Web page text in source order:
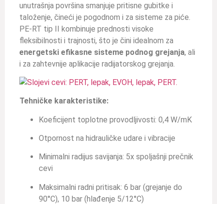
unutrašnja površina smanjuje pritisne gubitke i
taloženje, čineći je pogodnom i za sisteme za piće.
PE-RT tip II kombinuje prednosti visoke
fleksibilnosti i trajnosti, što je čini idealnom za
energetski efikasne sisteme podnog grejanja, ali
i za zahtevnije aplikacije radijatorskog grejanja.
Tehničke karakteristike:
Koeficijent toplotne provodljivosti: 0,4 W/mK
Otpornost na hidrauličke udare i vibracije
Minimalni radijus savijanja: 5x spoljašnji prečnik
cevi
Maksimalni radni pritisak: 6 bar (grejanje do
90°C), 10 bar (hlađenje 5/12°C)